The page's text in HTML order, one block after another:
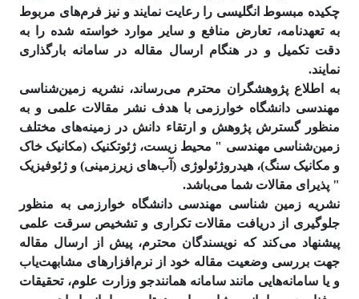
چکیده مبسوط انگلیسی را رعایت نمایند و نیز فرم‌های مربوط
به تعهدنامه، تعارض منافع و سایر موارد خواسته شده را به
دقت تکمیل و در هنگام ارسال مقاله در سامانه بارگذاری
نمایند.
به اطلاع پژوهشگران محترم می‌رساند، نشریه زمین‌شناسی
مهندسی دانشگاه خوارزمی با هدف نشر مقالات علمی و به
منظور گسترش پژوهش و ارتقاء دانش در زمینه‌های مختلف
زمین‌شناسی مهندسی " محیط زیست، ژئوتکنیک (مکانیک خاک
و مکانیک سنگ)، هیدروژئولوژی (آب‌های زیرزمینی) و ژئوفیزیک
" پذیرای مقالات شما می‌باشد.
نشریه زمین شناسی مهندسی دانشگاه خوارزمی به منظور
جلوگیری از دریافت مقالات تکراری و تشخیص سرقت علمی
پیشنهاد می‌کند که نویسندگان محترم، پیش از ارسال مقاله
جهت بررسی وضعیت مقاله خود از نرم‌افزارهای مشابهت‌­یاب
و یا سامانه‌هایی مانند سامانه همانند‌جو وزارت علوم، تحقیقات